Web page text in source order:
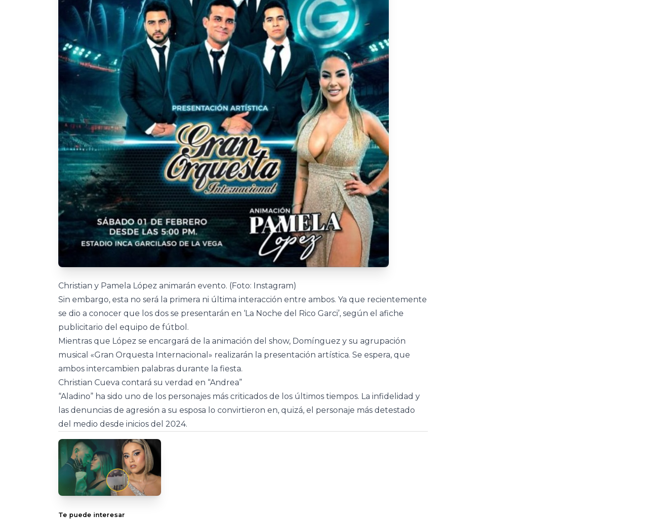
Christian y Pamela López animarán evento. (Foto: Instagram)
Sin embargo, esta no será la primera ni última interacción entre ambos. Ya que recientemente
se dio a conocer que los dos se presentarán en ‘La Noche del Rico Garci’, según el afiche
publicitario del equipo de fútbol.
Mientras que López se encargará de la animación del show, Domínguez y su agrupación
musical «Gran Orquesta Internacional» realizarán la presentación artística. Se espera, que
ambos intercambien palabras durante la fiesta.
Christian Cueva contará su verdad en “Andrea”
“Aladino” ha sido uno de los personajes más criticados de los últimos tiempos. La infidelidad y
las denuncias de agresión a su esposa lo convirtieron en, quizá, el personaje más detestado
del medio desde inicios del 2024.
Te puede interesar